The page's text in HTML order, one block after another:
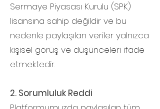
Sermaye Piyasası Kurulu (SPK)
lisansına sahip değildir ve bu
nedenle paylaşılan veriler yalnızca
kişisel görüş ve düşünceleri ifade
etmektedir.
2. Sorumluluk Reddi